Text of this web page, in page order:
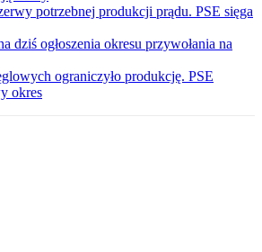
potrzebnej produkcji prądu. PSE sięga
dziś ogłoszenia okresu przywołania na
ograniczyło produkcję. PSE
okres